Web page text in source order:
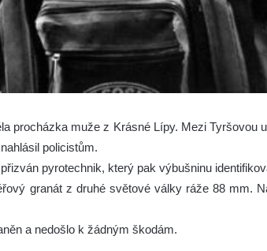
procházka muže z Krásné Lípy. Mezi Tyršovou
policistům.
pyrotechnik, který pak výbušninu
granát z druhé světové války ráže 88 mm.
a nedošlo k žádným škodám.